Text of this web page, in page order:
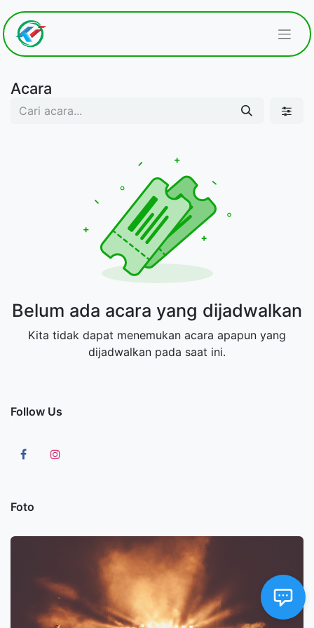
Acara
Belum ada acara yang dijadwalkan
Kita tidak dapat menemukan acara apapun yang
dijadwalkan pada saat ini.
Follow Us
Foto